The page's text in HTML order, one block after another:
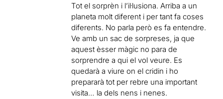
Tot el sorprèn i l’il·lusiona. Arriba a un
planeta molt diferent i per tant fa coses
diferents. No parla però es fa entendre.
Ve amb un sac de sorpreses, ja que
aquest èsser màgic no para de
sorprendre a qui el vol veure. Es
quedarà a viure on el cridin i ho
prepararà tot per rebre una important
visita… la dels nens i nenes.